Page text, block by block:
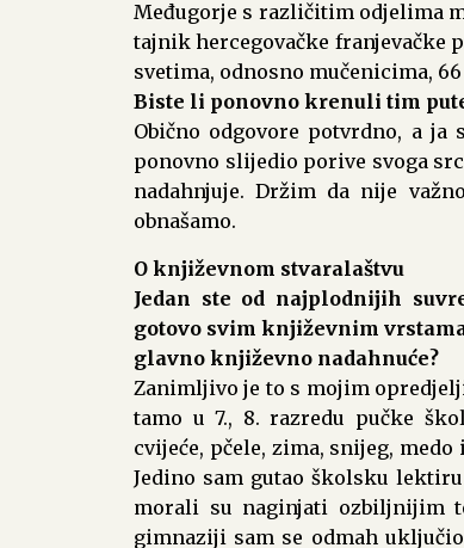
Međugorje s različitim odjelima
tajnik hercegovačke franjevačke
svetima, odnosno mučenicima,
Biste li ponovno krenuli tim
Obično odgovore potvrdno, a ja
ponovno slijedio porive svoga
nadahnjuje. Držim da nije
obnašamo.
O književnom stvaralaštvu
Jedan ste od najplodnijih
gotovo svim književnim
glavno književno nadahnuće?
Zanimljivo je to s mojim
tamo u 7., 8. razredu pučke
cvijeće, pčele, zima, snijeg,
Jedino sam gutao školsku
morali su naginjati ozbiljnijim
gimnaziji sam se odmah